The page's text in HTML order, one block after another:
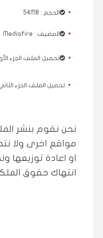
الحجم : 54MB
المضيف : Mediafire
تحميل الملف الجزء
تحميل الملف الجزء
نحن نقوم بنشر
مواقع اخرى ولا
او اعادة توزيعها
انتهاك حقوق